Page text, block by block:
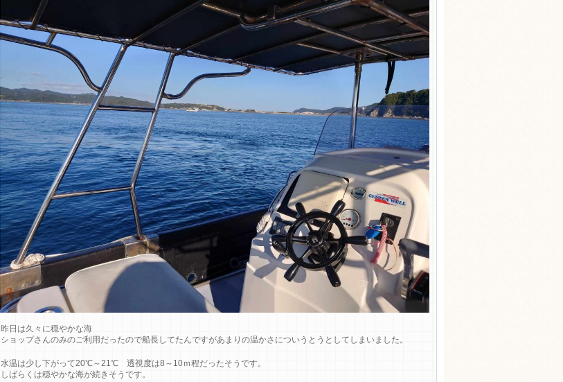
昨日は久々に穏やかな海
ショップさんのみのご利用だったので船長してたんですがあまりの温かさについうとうとしてしまいました。
水温は少し下がって20℃～21℃ 透視度は8～10ｍ程だったそうです。
しばらくは穏やかな海が続きそうです。